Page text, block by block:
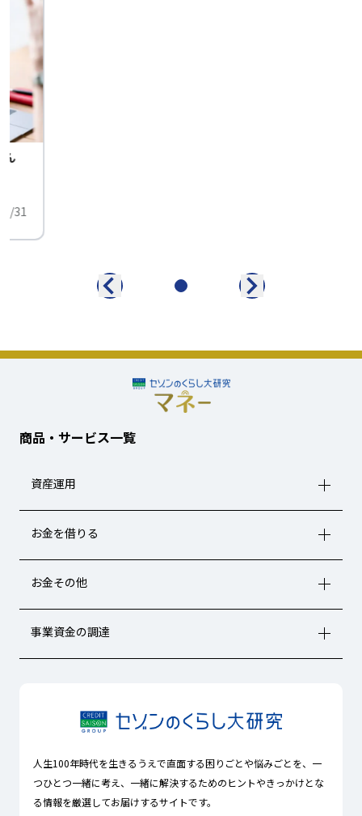
ん
31
商品・サービス一覧
資産運用
お金を借りる
お金その他
事業資金の調達
人生100年時代を生きるうえで直面する困りごとや悩みごとを、一
つひとつ一緒に考え、一緒に解決するためのヒントやきっかけとな
る情報を厳選してお届けするサイトです。